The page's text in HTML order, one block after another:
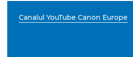
Canalul YouTube Canon Europe